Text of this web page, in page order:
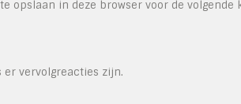
opslaan in deze browser voor de
vervolgreacties zijn.